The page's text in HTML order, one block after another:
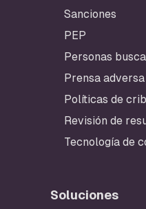
Sanciones
PEP
Personas
Prensa adversa
Políticas de
Revisión de
Tecnología de
Soluciones